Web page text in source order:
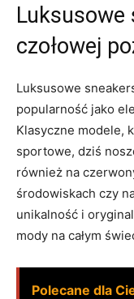
Luksusowe
czołowej
Luksusowe
popularność jako
Klasyczne‌ modele,
sportowe, dziś
również na
środowiskach czy
unikalność i⁤
mody na całym
Polecane dla